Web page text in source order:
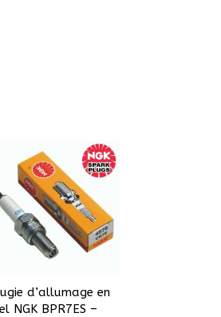
d’allumage en
NGK BPR7ES –